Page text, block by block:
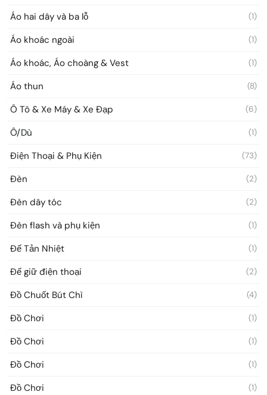
Áo hai dây và ba lỗ (1)
Áo khoác ngoài (1)
Áo khoác, Áo choàng & Vest (1)
Áo thun (8)
Ô Tô & Xe Máy & Xe Đạp (6)
Ô/Dù (1)
Điện Thoại & Phụ Kiện (73)
Đèn (2)
Đèn dây tóc (2)
Đèn flash và phụ kiện (1)
Đế Tản Nhiệt (1)
Đế giữ điện thoại (2)
Đồ Chuốt Bút Chì (4)
Đồ Chơi (1)
Đồ Chơi (1)
Đồ Chơi (1)
Đồ Chơi (1)